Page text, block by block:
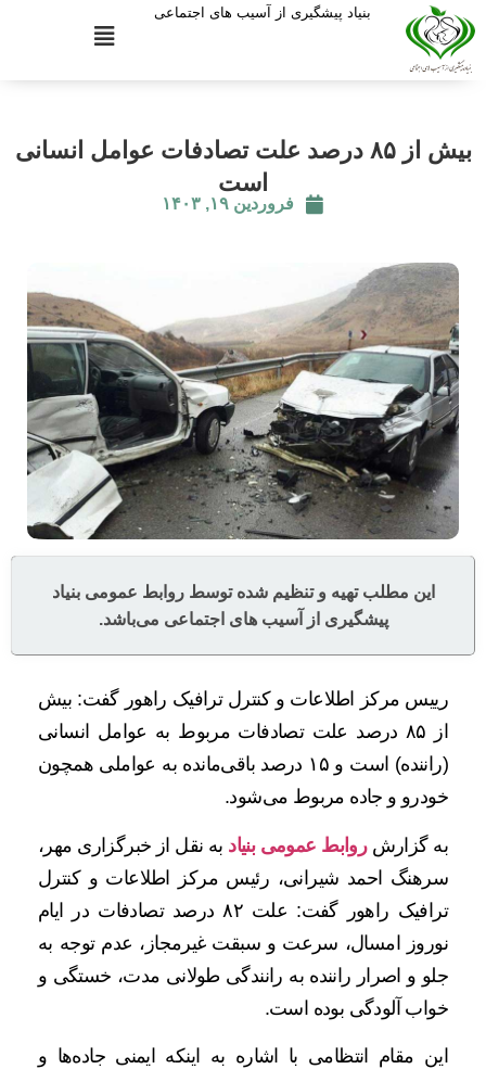
بنیاد پیشگیری از آسیب های اجتماعی
بیش از ۸۵ درصد علت تصادفات عوامل انسانی
است
فروردین ۱۹, ۱۴۰۳
این مطلب تهیه و تنظیم شده توسط روابط عمومی بنیاد
پیشگیری از آسیب های اجتماعی می‌باشد.
رییس مرکز اطلاعات و کنترل ترافیک راهور گفت: بیش
از ۸۵ درصد علت تصادفات مربوط به عوامل انسانی
(راننده) است و ۱۵ درصد باقی‌مانده به عواملی همچون
خودرو و جاده مربوط می‌شود.
به گزارشروابط عمومی بنیاد به نقل از خبرگزاری مهر،
سرهنگ احمد شیرانی، رئیس مرکز اطلاعات و کنترل
ترافیک راهور گفت: علت ۸۲ درصد تصادفات در ایام
نوروز امسال، سرعت و سبقت غیرمجاز، عدم توجه به
جلو و اصرار راننده به رانندگی طولانی مدت، خستگی و
خواب آلودگی بوده است.
این مقام انتظامی با اشاره به اینکه ایمنی جاده‌ها و